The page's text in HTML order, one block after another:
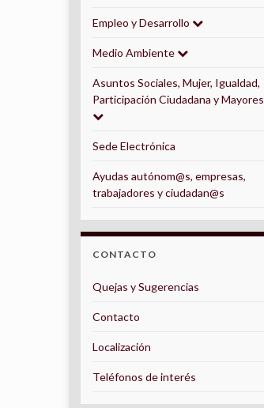
Empleo y Desarrollo
Medio Ambiente
Asuntos Sociales, Mujer, Igualdad,
Participación Ciudadana y Mayores
Sede Electrónica
Ayudas autónom@s, empresas,
trabajadores y ciudadan@s
CONTACTO
Quejas y Sugerencias
Contacto
Localización
Teléfonos de interés